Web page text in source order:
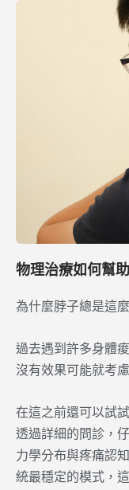
物理治療如何幫
為什麼脖子總是這
過去遇到許多身體
沒有效果可能就考
在這之前還可以試
透過詳細的問診，
力學分布與疼痛認
統最穩定的模式，